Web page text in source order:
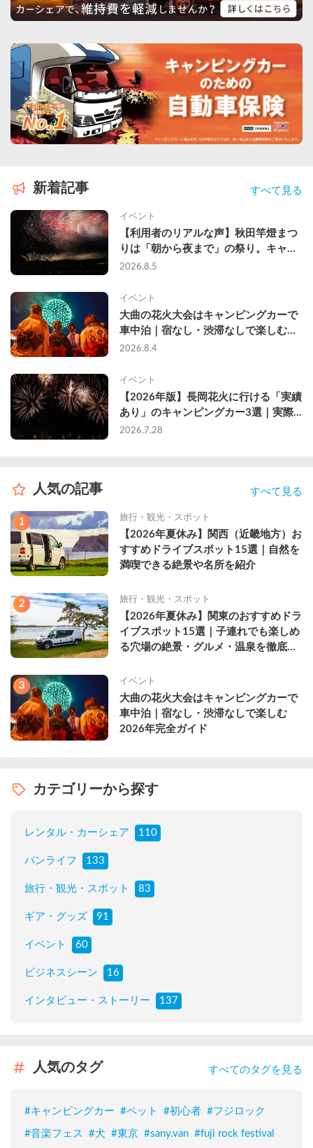
新着記事 すべて見る
イベント
【利用者のリアルな声】秋田竿燈まつ
りは「朝から夜まで」の祭り。キャン
ピングカーで行った2組の記録
2026.8.5
イベント
大曲の花火大会はキャンピングカーで
車中泊｜宿なし・渋滞なしで楽しむ
2026年完全ガイド
2026.8.4
イベント
【2026年版】長岡花火に行ける「実績
あり」のキャンピングカー3選｜実際
に利用したゲストのレビュー付き
2026.7.28
人気の記事 すべて見る
1 旅行・観光・スポット
【2026年夏休み】関西（近畿地方）お
すすめドライブスポット15選｜自然を
満喫できる絶景や名所を紹介
2 旅行・観光・スポット
【2026年夏休み】関東のおすすめドラ
イブスポット15選｜子連れでも楽しめ
る穴場の絶景・グルメ・温泉を徹底解
3 イベント
大曲の花火大会はキャンピングカーで
車中泊｜宿なし・渋滞なしで楽しむ
2026年完全ガイド
カテゴリーから探す
レンタル・カーシェア 110
バンライフ 133
旅行・観光・スポット 83
ギア・グッズ 91
イベント 60
ビジネスシーン 16
インタビュー・ストーリー 137
人気のタグ すべてのタグを見る
#キャンピングカー #ペット #初心者 #フジロック
#音楽フェス #犬 #東京 #sany.van #fuji rock festival